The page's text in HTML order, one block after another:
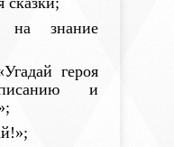
на знание
героя
и